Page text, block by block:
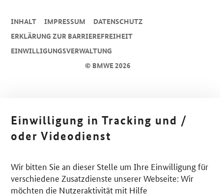
© BMWE 2026
INHALT IMPRESSUM
DA­TEN­SCHUTZ
ERKLÄRUNG ZUR BARRIEREFREIHEIT
EINWILLIGUNGSVERWALTUNG
Einwilligung in Tracking und /
oder Videodienst
Wir bitten Sie an dieser Stelle um Ihre Einwilligung für
verschiedene Zusatzdienste unserer Webseite: Wir
möchten die Nutzeraktivität mit Hilfe